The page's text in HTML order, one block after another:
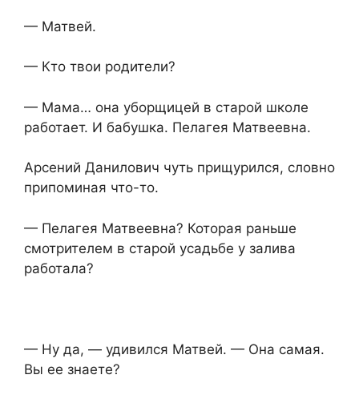
— Матвей.
— Кто твои родители?
— Мама… она уборщицей в старой школе
работает. И бабушка. Пелагея Матвеевна.
Арсений Данилович чуть прищурился, словно
припоминая что-то.
— Пелагея Матвеевна? Которая раньше
смотрителем в старой усадьбе у залива
работала?
— Ну да, — удивился Матвей. — Она самая.
Вы ее знаете?